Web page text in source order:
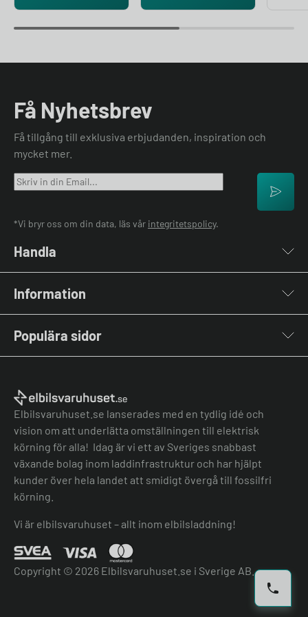
Få Nyhetsbrev
Få tillgång till exklusiva erbjudanden, inspiration och
mycket mer.
*Vi bryr oss om din data, läs vår integritetspolicy.
Handla
Laddkablar
Kabelhållare
Stolpar & Fästen
Portabla Laddare
Övriga tillbehör
Information
Kontakta oss
Vanliga frågor & svar
El-lexikon
Installation
Grön teknik bidrag
Lastbalansering
Köpvillkor
Köpvillkor batteri
Felanmälan
Hantera cookies
Populära sidor
Elbilsladdare företag
Laddbox bäst i test
Bilmärken
Jämför laddboxar
Jämför hembatterier
Elbilsvaruhuset.se lanserades med en tydlig idé och
vision om att underlätta omställningen till elektrisk
körning för alla! Idag är vi ett av Sveriges snabbast
växande bolag inom laddinfrastruktur och har hjälpt
kunder över hela landet att smidigt övergå till fossilfri
körning.
Vi är elbilsvaruhuset – allt inom elbilsladdning!
Copyright © 2026 Elbilsvaruhuset.se i Sverige AB.